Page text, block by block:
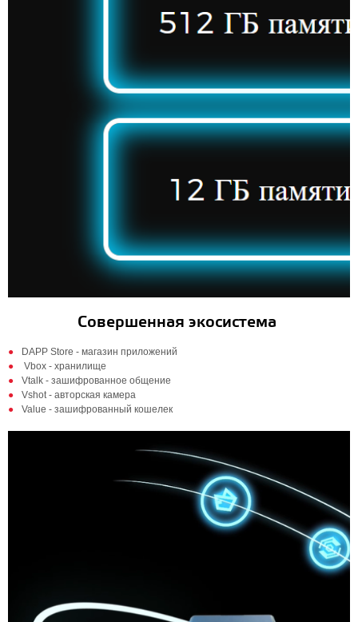
Совершенная экосистема
DAPP Store - магазин приложений
Vbox - хранилище
Vtalk - зашифрованное общение
Vshot - авторская камера
Value - зашифрованный кошелек